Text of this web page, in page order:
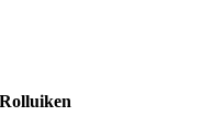
Rolluiken